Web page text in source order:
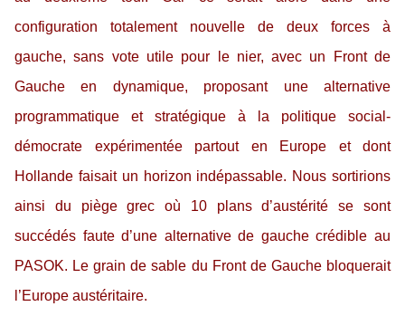
configuration totalement nouvelle de deux forces à
gauche, sans vote utile pour le nier, avec un Front de
Gauche en dynamique, proposant une alternative
programmatique et stratégique à la politique social-
démocrate expérimentée partout en Europe et dont
Hollande faisait un horizon indépassable. Nous sortirions
ainsi du piège grec où 10 plans d’austérité se sont
succédés faute d’une alternative de gauche crédible au
PASOK. Le grain de sable du Front de Gauche bloquerait
l’Europe austéritaire.